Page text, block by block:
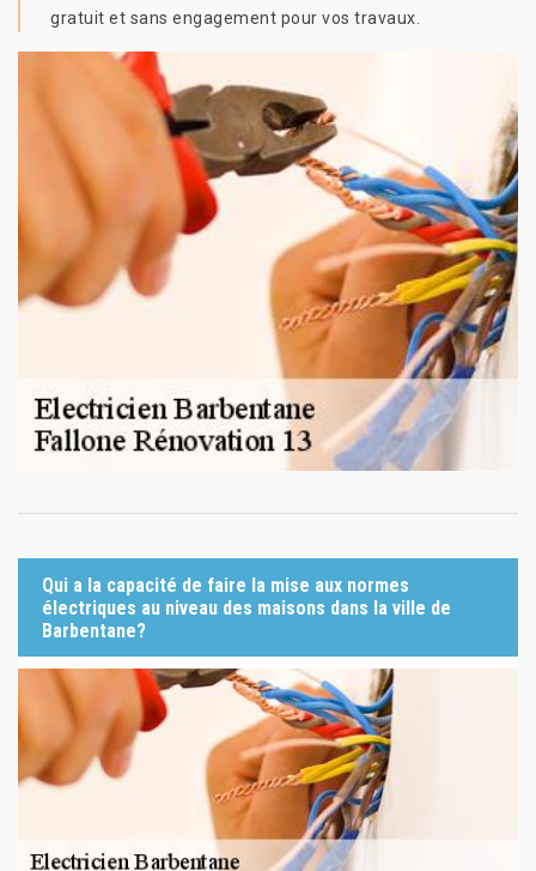
gratuit et sans engagement pour vos travaux.
Qui a la capacité de faire la mise aux normes
électriques au niveau des maisons dans la ville de
Barbentane?